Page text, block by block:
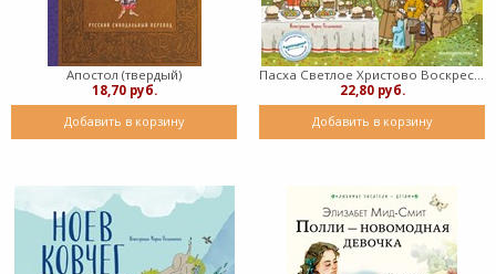
Апостол (твердый)
18,70 руб.
Добавить в корзину
Пасха Светлое Христово Воскресение (с грифом РПЦ) (твердый)
22,80 руб.
Добавить в корзину